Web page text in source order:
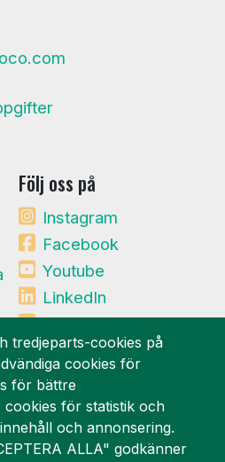
Följ oss på
Instagram
Facebook
Youtube
LinkedIn
Mynewsdesk
tredjeparts-cookies på
cookies för
för bättre
för statistik och
och annonsering.
ALLA" godkänner